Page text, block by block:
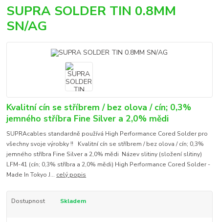
SUPRA SOLDER TIN 0.8MM
SN/AG
Kvalitní cín se stříbrem / bez olova / cín; 0,3%
jemného stříbra Fine Silver a 2,0% mědi
SUPRAcables standardně používá High Performance Cored Solder pro
všechny svoje výrobky !! Kvalitní cín se stříbrem / bez olova / cín; 0,3%
jemného stříbra Fine Silver a 2,0% mědi Název slitiny (složení slitiny)
LFM-41 (cín; 0,3% stříbra a 2,0% mědi) High Performance Cored Solder -
Made In Tokyo J... celý popis
Dostupnost Skladem